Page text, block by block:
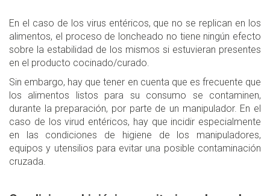
En el caso de los virus entéricos, que no se replican en los
alimentos, el proceso de loncheado no tiene ningún efecto
sobre la estabilidad de los mismos si estuvieran presentes
en el producto cocinado/curado.
Sin embargo, hay que tener en cuenta que es frecuente que
los alimentos listos para su consumo se contaminen,
durante la preparación, por parte de un manipulador. En el
caso de los virud entéricos, hay que incidir especialmente
en las condiciones de higiene de los manipuladores,
equipos y utensilios para evitar una posible contaminación
cruzada.